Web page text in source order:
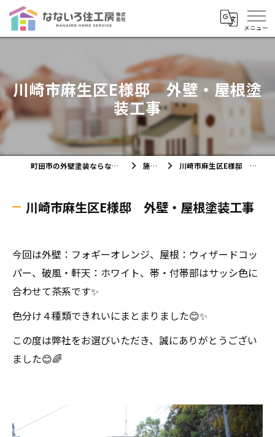
川崎市麻生区E様邸 外壁・屋根塗
装工事
町田市の外壁塗装ならなないろ住工房株式会社 施工実績 川崎市麻生区E様邸 外壁・屋根塗装工事
川崎市麻生区E様邸 外壁・屋根塗装工事
今回は外壁：フォギーオレンジ、屋根：ウィザードコッ
パー、破風・軒天：ホワイト、帯・付帯部はサッシ色に
合わせて茶系です✨
色分け４種類できれいにまとまりました😊✨
この度は弊社をお選びいただき、誠にありがとうござい
ました😊🌈